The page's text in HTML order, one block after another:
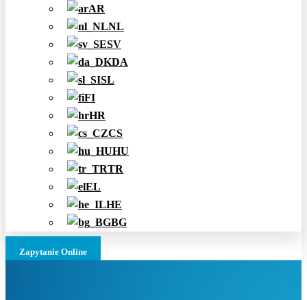
AR
NL
SV
DA
SL
FI
HR
CS
HU
TR
EL
HE
BG
Zapytanie Online